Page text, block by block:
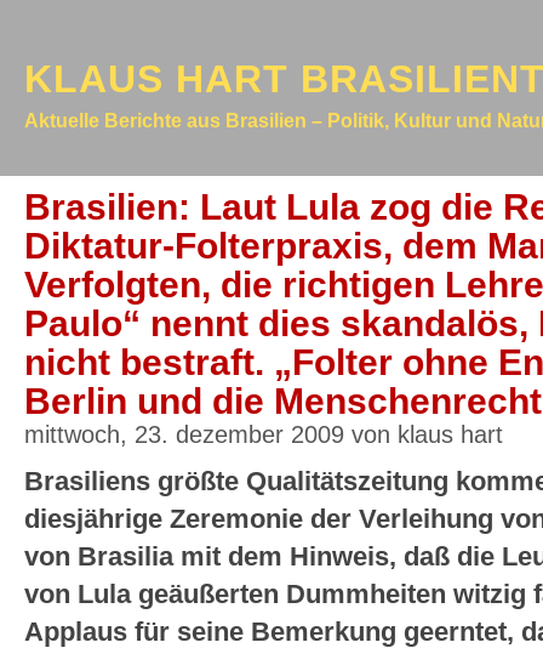
KLAUS HART
Aktuelle Berichte aus Brasilien – Politik, Kultur und
Brasilien: Laut Lula zog die
Diktatur-Folterpraxis, dem
Verfolgten, die richtigen
Paulo“ nennt dies
nicht bestraft. „Folter ohne
Berlin und die
mittwoch, 23. dezember 2009 von klaus hart
Brasiliens größte Qualitätszeitung
diesjährige Zeremonie der Verleihung
von Brasilia mit dem Hinweis, daß die
von Lula geäußerten Dummheiten witzig
Applaus für seine Bemerkung geerntet,